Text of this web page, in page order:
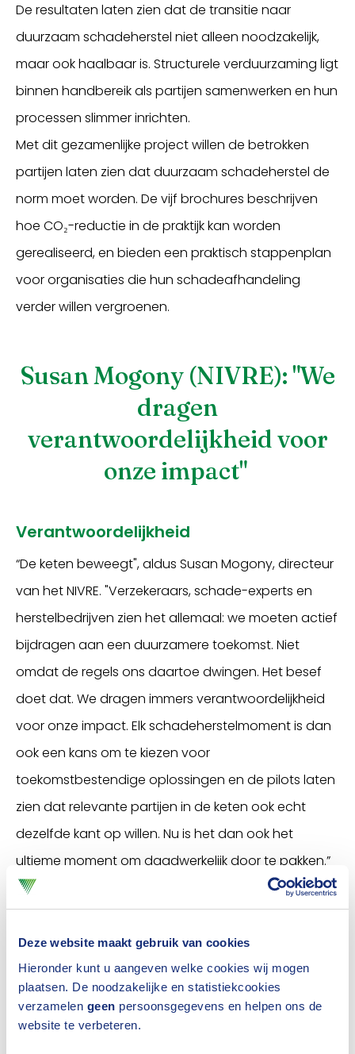
Deze website maakt gebruik van cookies
Hieronder kunt u aangeven welke cookies wij mogen
plaatsen. De noodzakelijke en statistiekcookies
verzamelen geen persoonsgegevens en helpen ons de
website te verbeteren.
De resultaten laten zien dat de transitie naar
duurzaam schadeherstel niet alleen noodzakelijk,
maar ook haalbaar is. Structurele verduurzaming ligt
binnen handbereik als partijen samenwerken en hun
processen slimmer inrichten.
Met dit gezamenlijke project willen de betrokken
partijen laten zien dat duurzaam schadeherstel de
norm moet worden. De vijf brochures beschrijven
hoe CO₂-reductie in de praktijk kan worden
gerealiseerd, en bieden een praktisch stappenplan
voor organisaties die hun schadeafhandeling
verder willen vergroenen.
Susan Mogony (NIVRE): "We
dragen
verantwoordelijkheid voor
onze impact"
Verantwoordelijkheid
“De keten beweegt", aldus Susan Mogony, directeur
van het NIVRE. "Verzekeraars, schade-experts en
herstelbedrijven zien het allemaal: we moeten actief
bijdragen aan een duurzamere toekomst. Niet
omdat de regels ons daartoe dwingen. Het besef
doet dat. We dragen immers verantwoordelijkheid
voor onze impact. Elk schadeherstelmoment is dan
ook een kans om te kiezen voor
toekomstbestendige oplossingen en de pilots laten
zien dat relevante partijen in de keten ook echt
dezelfde kant op willen. Nu is het dan ook het
ultieme moment om daadwerkelijk door te pakken.”
(Schoonmakend Nederland):
"De ambitie is groot"